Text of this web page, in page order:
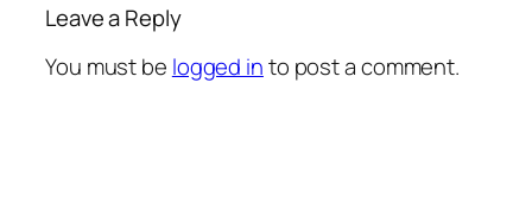
Leave a Reply
You must be logged into post a comment.